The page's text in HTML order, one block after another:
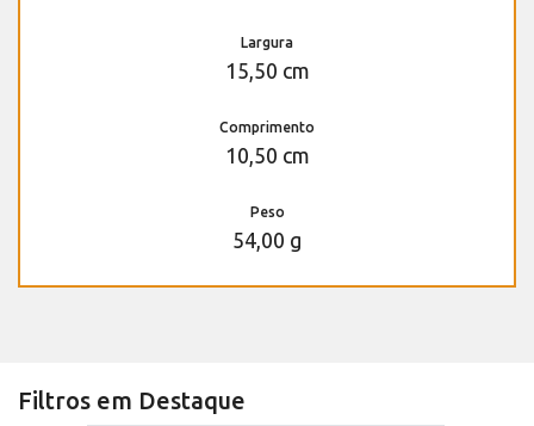
Largura
15,50 cm
Comprimento
10,50 cm
Peso
54,00 g
Filtros em Destaque